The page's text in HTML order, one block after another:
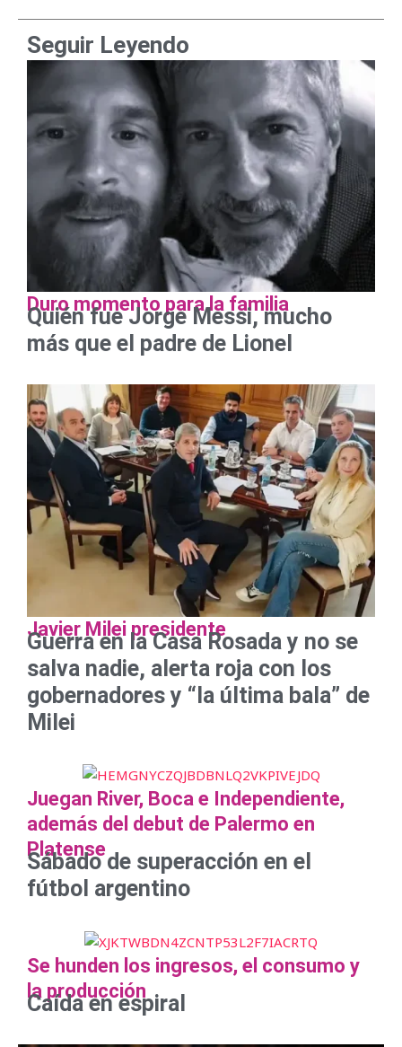
Seguir Leyendo
Duro momento para la familia
Quién fue Jorge Messi, mucho
más que el padre de Lionel
Javier Milei presidente
Guerra en la Casa Rosada y no se
salva nadie, alerta roja con los
gobernadores y “la última bala” de
Milei
Juegan River, Boca e Independiente,
además del debut de Palermo en
Platense
Sábado de superacción en el
fútbol argentino
Se hunden los ingresos, el consumo y
la producción
Caída en espiral